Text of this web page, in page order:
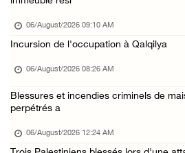
05/August/2026 01:21 PM
Une réunion ministérielle est lancée
05/August/2026 01:16 PM
Les détenues de la prison « Damon
Des colons inscrivent des slogans
05/August/2026 12:27 PM
06/August/2026 09:10 AM
Incursion de l'occupation à Qalqilya
06/August/2026 08:26 AM
Blessures et incendies criminels de
perpétrés a
06/August/2026 12:24 AM